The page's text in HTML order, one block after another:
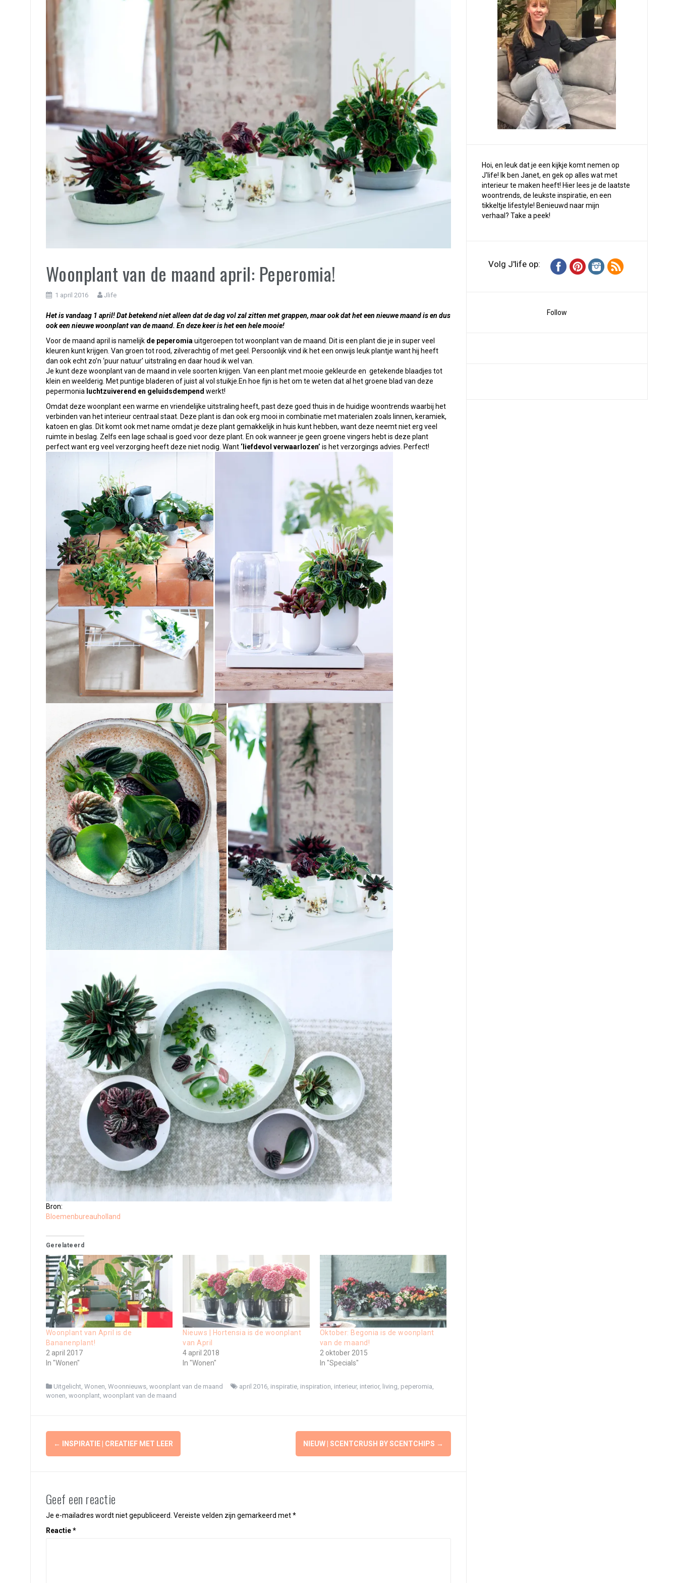
Woonplant van de maand april: Peperomia!
1 april 2016 Jlife
Het is vandaag 1 april! Dat betekend niet alleen dat de dag vol zal zitten met grappen, maar ook dat het een nieuwe maand is en dus
ook een nieuwe woonplant van de maand. En deze keer is het een hele mooie!
Voor de maand april is namelijk de peperomia uitgeroepen tot woonplant van de maand. Dit is een plant die je in super veel
kleuren kunt krijgen. Van groen tot rood, zilverachtig of met geel. Persoonlijk vind ik het een onwijs leuk plantje want hij heeft
dan ook echt zo’n ‘puur natuur’ uitstraling en daar houd ik wel van.
Je kunt deze woonplant van de maand in vele soorten krijgen. Van een plant met mooie gekleurde en getekende blaadjes tot
klein en weelderig. Met puntige bladeren of juist al vol stuikje.En hoe fijn is het om te weten dat al het groene blad van deze
pepermonia luchtzuiverend en geluidsdempend werkt!
Omdat deze woonplant een warme en vriendelijke uitstraling heeft, past deze goed thuis in de huidige woontrends waarbij het
verbinden van het interieur centraal staat. Deze plant is dan ook erg mooi in combinatie met materialen zoals linnen, keramiek,
katoen en glas. Dit komt ook met name omdat je deze plant gemakkelijk in huis kunt hebben, want deze neemt niet erg veel
ruimte in beslag. Zelfs een lage schaal is goed voor deze plant. En ook wanneer je geen groene vingers hebt is deze plant
perfect want erg veel verzorging heeft deze niet nodig. Want ‘liefdevol verwaarlozen’ is het verzorgings advies. Perfect!
Bron:
Bloemenbureauholland
Gerelateerd
Woonplant van April is de
Bananenplant!
2 april 2017
In "Wonen"
Nieuws | Hortensia is de woonplant
van April
4 april 2018
In "Wonen"
Oktober: Begonia is de woonplant
van de maand!
2 oktober 2015
In "Specials"
Uitgelicht, Wonen Woonnieuws, woonplant van de maand april 2016, inspiratie, inspiration interieur, interior, living peperomia
wonen woonplant, woonplant van de maand
Berichtnavigatie
← INSPIRATIE | CREATIEF MET LEER NIEUW | SCENTCRUSH BY SCENTCHIPS →
Geef een reactie
Je e-mailadres wordt niet gepubliceerd. Vereiste velden zijn gemarkeerd met*
Reactie*
Hoi, en leuk dat je een kijkje komt nemen op
J'life! Ik ben Janet, en gek op alles wat met
interieur te maken heeft! Hier lees je de laatste
woontrends, de leukste inspiratie, en een
tikkeltje lifestyle! Benieuwd naar mijn
verhaal? Take a peek!
Volg J'life op:
Follow